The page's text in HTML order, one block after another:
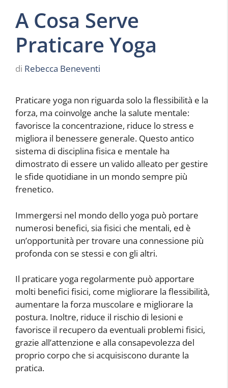
A Cosa Serve
Praticare Yoga
di Rebecca Beneventi
Praticare yoga non riguarda solo la flessibilità e la
forza, ma coinvolge anche la salute mentale:
favorisce la concentrazione, riduce lo stress e
migliora il benessere generale. Questo antico
sistema di disciplina fisica e mentale ha
dimostrato di essere un valido alleato per gestire
le sfide quotidiane in un mondo sempre più
frenetico.
Immergersi nel mondo dello yoga può portare
numerosi benefici, sia fisici che mentali, ed è
un’opportunità per trovare una connessione più
profonda con se stessi e con gli altri.
Il praticare yoga regolarmente può apportare
molti benefici fisici, come migliorare la flessibilità,
aumentare la forza muscolare e migliorare la
postura. Inoltre, riduce il rischio di lesioni e
favorisce il recupero da eventuali problemi fisici,
grazie all’attenzione e alla consapevolezza del
proprio corpo che si acquisiscono durante la
pratica.